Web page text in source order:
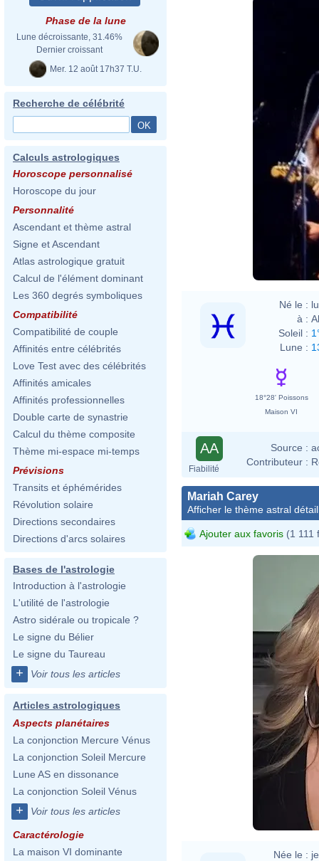
Phase de la lune
Lune décroissante, 31.46%
Dernier croissant
Mer. 12 août 17h37 T.U.
Recherche de célébrité
Calculs astrologiques
Horoscope personnalisé
Horoscope du jour
Personnalité
Ascendant et thème astral
Signe et Ascendant
Atlas astrologique gratuit
Calcul de l'élément dominant
Les 360 degrés symboliques
Compatibilité
Compatibilité de couple
Affinités entre célébrités
Love Test avec des célébrités
Affinités amicales
Affinités professionnelles
Double carte de synastrie
Calcul du thème composite
Thème mi-espace mi-temps
Prévisions
Transits et éphémérides
Révolution solaire
Directions secondaires
Directions d'arcs solaires
Bases de l'astrologie
Introduction à l'astrologie
L'utilité de l'astrologie
Astro sidérale ou tropicale ?
Le signe du Bélier
Le signe du Taureau
+ Voir tous les articles
Articles astrologiques
Aspects planétaires
La conjonction Mercure Vénus
La conjonction Soleil Mercure
Lune AS en dissonance
La conjonction Soleil Vénus
+ Voir tous les articles
Caractérologie
La maison VI dominante
Né le :
à :
Soleil :
Lune :
18°28' Poissons
Maison VI
AA
Fiabilité
Source :
Contributeur :
Mariah Carey
Afficher le thème astral
Ajouter aux favoris (1 111
Née le :